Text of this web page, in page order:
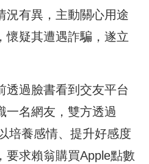
況有異，主動關心用途
懷疑其遭遇詐騙，遂立
透過臉書看到交友平台
一名網友，雙方透過
培養感情、提升好感度
要求賴翁購買Apple點數